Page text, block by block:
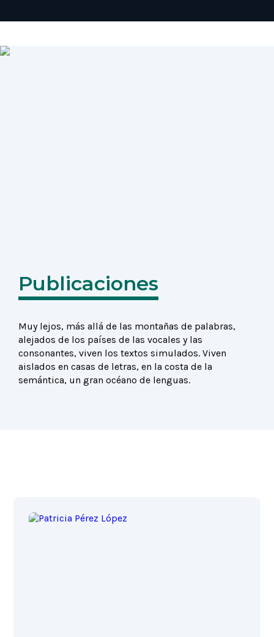
Publicaciones
Muy lejos, más allá de las montañas de palabras,
alejados de los países de las vocales y las
consonantes, viven los textos simulados. Viven
aislados en casas de letras, en la costa de la
semántica, un gran océano de lenguas.